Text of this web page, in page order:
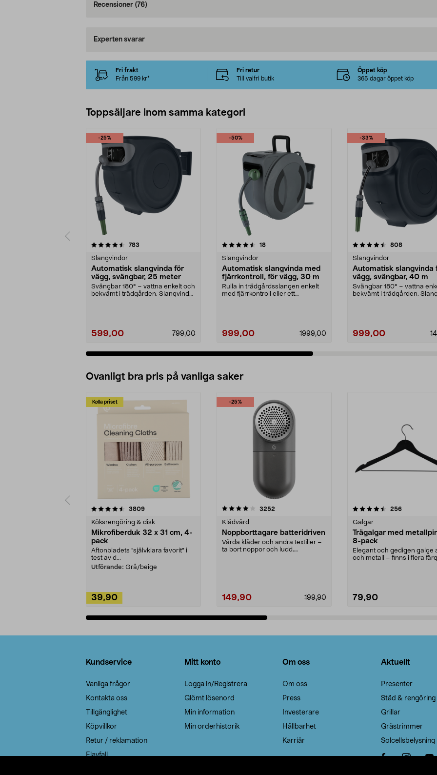
Recensioner (76)
Experten svarar
Fri frakt
Från 599 kr*
Fri retur
Till valfri butik
Öppet köp
365 dagar öppet köp
Toppsäljare inom samma kategori
-25%
783
Slangvindor
Automatisk slangvinda för
vägg, svängbar, 25 meter
Svängbar 180° – vattna enkelt och
bekvämt i trädgården. Slangvinda
599,00 799,00
-50%
4.5 av 5 stjärnor 18recensioner
Slangvindor
Automatisk slangvinda med
fjärrkontroll, för vägg, 30 m
Rulla in trädgårdsslangen enkelt
med fjärrkontroll eller ett
999,00 1999,00
-33%
4.5 av 5 stjärnor 808recensioner
Slangvindor
Automatisk slangvinda
vägg, svängbar, 40 m
Svängbar 180° – vattna
bekvämt i trädgården.
999,00
5.0 av 5 stjärnor
Ovanligt bra pris på vanliga saker
Kolla priset
3809recensioner
Köksrengöring & disk
Mikrofiberduk 32 x 31 cm, 4-
pack
Aftonbladets "självklara favorit” i
test av d...
Utförande: Grå/beige
39,90
-25%
4.0av 5 stjärnor 3252
Klädvård
Noppborttagare batteridriven
Vårda kläder och andra textilier –
ta bort noppor och ludd.
199,90
149,90
4.5av 5 stjärnor 256recensioner
Galgar
Trägalgar med
8-pack
Elegant och gedigen galge
och metall – finns i flera
79,90
4.0av 5 stjärnor
Kundservice
Vanliga frågor
Kontakta oss
Tillgänglighet
Köpvillkor
Retur / reklamation
Elavfall
Mitt konto
Logga in/Registrera
Glömt lösenord
Min information
Min orderhistorik
Om oss
Om oss
Press
Investerare
Hållbarhet
Karriär
Aktuellt
Presenter
Städ & rengöring
Grillar
Grästrimmer
Solcellsbelysning